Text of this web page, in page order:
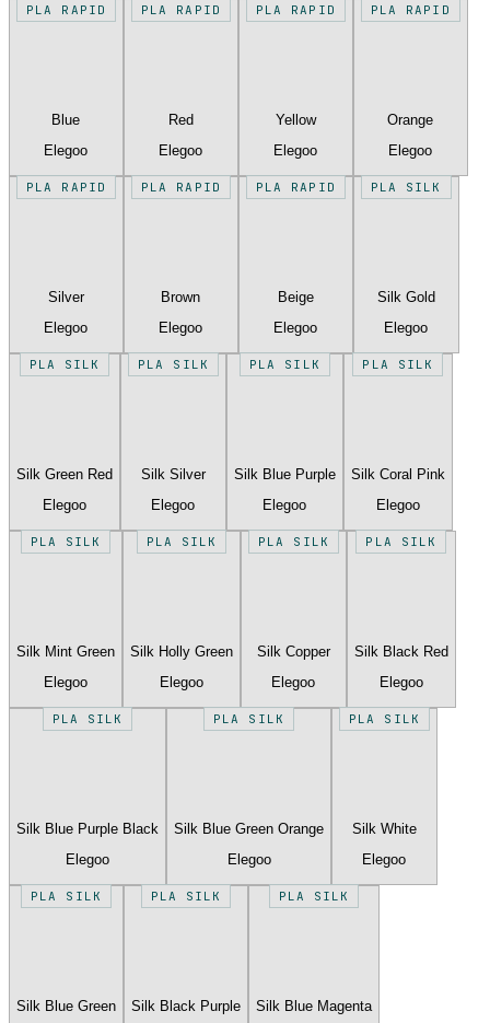
PLA RAPID
Blue
Elegoo
PLA RAPID
Red
Elegoo
PLA RAPID
Yellow
Elegoo
PLA RAPID
Orange
Elegoo
PLA RAPID
Silver
Elegoo
PLA RAPID
Brown
Elegoo
PLA RAPID
Beige
Elegoo
PLA SILK
Silk Gold
Elegoo
PLA SILK
Silk Green Red
Elegoo
PLA SILK
Silk Silver
Elegoo
PLA SILK
Silk Blue Purple
Elegoo
PLA SILK
Silk Coral Pink
Elegoo
PLA SILK
Silk Mint Green
Elegoo
PLA SILK
Silk Holly Green
Elegoo
PLA SILK
Silk Copper
Elegoo
PLA SILK
Silk Black Red
Elegoo
PLA SILK
Silk Blue Purple Black
Elegoo
PLA SILK
Silk Blue Green Orange
Elegoo
PLA SILK
Silk White
Elegoo
PLA SILK
Silk Blue Green
PLA SILK
Silk Black Purple
PLA SILK
Silk Blue Magenta